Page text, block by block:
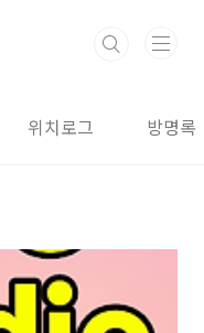
위치로그 방명록